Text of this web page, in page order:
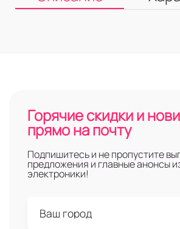
Горячие скидки и
прямо на почту
Подпишитесь и не пропустите
предложения и главные анонсы
электроники!